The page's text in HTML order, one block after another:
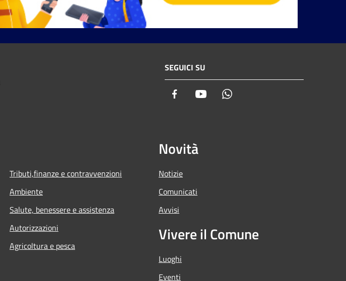
SEGUICI SU
Facebook Youtube
Tributi,finanze e contravvenzioni
Ambiente
Salute, benessere e assistenza
Autorizzazioni
Agricoltura e pesca
Novità
Notizie
Comunicati
Avvisi
Vivere il Comune
Luoghi
Eventi